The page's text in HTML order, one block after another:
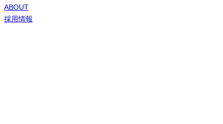
ABOUT
採用情報